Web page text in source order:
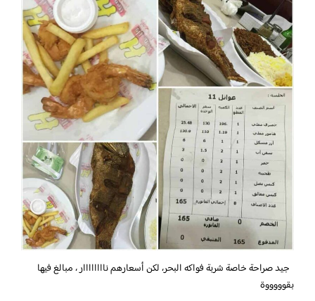
جيد صراحة خاصة شربة فواكه البحر، لكن أسعارهم ناااااااار ، مبالغ فيها
بقوووووة